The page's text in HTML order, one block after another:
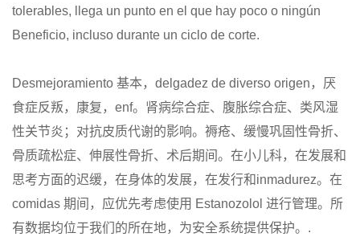
tolerables, llega un punto en el que hay poco o ningún
Beneficio, incluso durante un ciclo de corte.
Desmejoramiento 基本，delgadez de diverso origen，厌
食症反叛，康复，enf。肾病综合症、腹胀综合症、类风湿
性关节炎；对抗皮质代谢的影响。褥疮、缓慢巩固性骨折、
骨质疏松症、伸展性骨折、术后期间。在小儿科，在发展和
思考方面的迟缓，在身体的发展，在发行和inmadurez。在
comidas 期间，应优先考虑使用 Estanozolol 进行管理。所
有数据均位于我们的所在地，为安全系统提供保护。.